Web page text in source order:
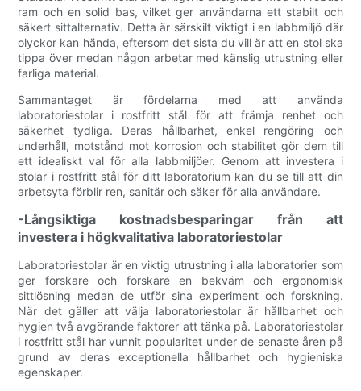
ram och en solid bas, vilket ger användarna ett stabilt och
säkert sittalternativ. Detta är särskilt viktigt i en labbmiljö där
olyckor kan hända, eftersom det sista du vill är att en stol ska
tippa över medan någon arbetar med känslig utrustning eller
farliga material.
Sammantaget är fördelarna med att använda
laboratoriestolar i rostfritt stål för att främja renhet och
säkerhet tydliga. Deras hållbarhet, enkel rengöring och
underhåll, motstånd mot korrosion och stabilitet gör dem till
ett idealiskt val för alla labbmiljöer. Genom att investera i
stolar i rostfritt stål för ditt laboratorium kan du se till att din
arbetsyta förblir ren, sanitär och säker för alla användare.
-Långsiktiga kostnadsbesparingar från att
investera i högkvalitativa laboratoriestolar
Laboratoriestolar är en viktig utrustning i alla laboratorier som
ger forskare och forskare en bekväm och ergonomisk
sittlösning medan de utför sina experiment och forskning.
När det gäller att välja laboratoriestolar är hållbarhet och
hygien två avgörande faktorer att tänka på. Laboratoriestolar
i rostfritt stål har vunnit popularitet under de senaste åren på
grund av deras exceptionella hållbarhet och hygieniska
egenskaper.